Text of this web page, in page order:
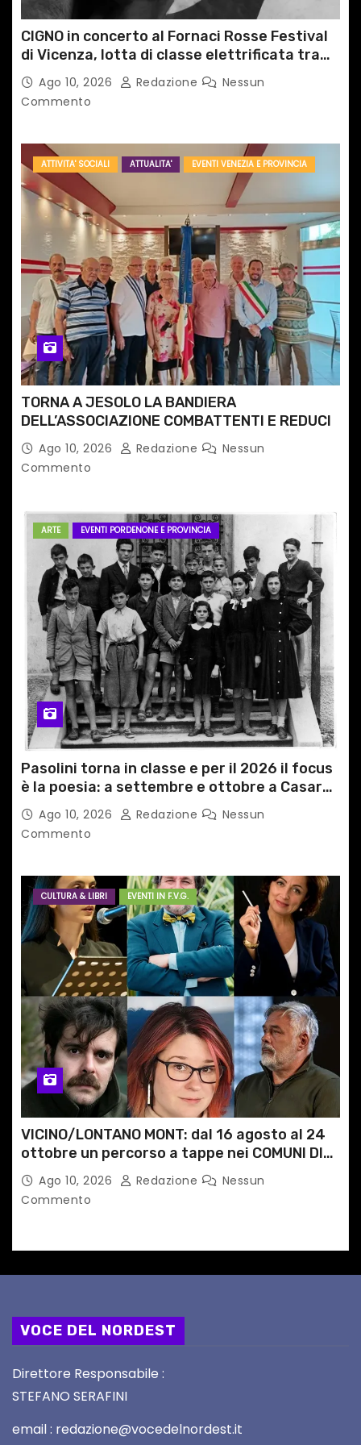
i
CIGNO in concerto al Fornaci Rosse Festival
di Vicenza, lotta di classe elettrificata tra
sacro e profano
Ago 10, 2026 Redazione
Nessun
Commento
ATTIVITA' SOCIALI ATTUALITA' EVENTI VENEZIA E PROVINCIA
TORNA A JESOLO LA BANDIERA
DELL’ASSOCIAZIONE COMBATTENTI E REDUCI
Ago 10, 2026 Redazione
Nessun
Commento
ARTE EVENTI PORDENONE E PROVINCIA
Pasolini torna in classe e per il 2026 il focus
è la poesia: a settembre e ottobre a Casarsa
(Pn) l’originale percorso per docenti delle
scuole medie e superiori
Ago 10, 2026 Redazione
Nessun
Commento
CULTURA & LIBRI EVENTI IN F.V.G.
VICINO/LONTANO MONT: dal 16 agosto al 24
ottobre un percorso a tappe nei COMUNI DI
MONTAGNA DEL FVG
Ago 10, 2026 Redazione
Nessun
Commento
VOCE DEL NORDEST
Direttore Responsabile :
STEFANO SERAFINI
email : redazione@vocedelnordest.it